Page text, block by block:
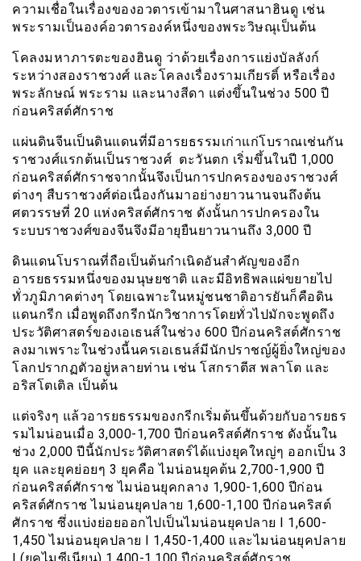
ความเชื่อในเรื่องของอวตารเข้ามาในศาสนาฮินดู เช่น
พระรามเป็นองค์อวตารองค์หนึ่งของพระวิษณุเป็นต้น
โคลงมหาภารตะของฮินดู ว่าด้วยเรื่องการแย่งบัลลังก์
ระหว่างสองราชวงศ์ และโคลงเรื่องรามเกียรติ์ หรือเรื่อง
พระลักษณ์ พระราม และนางสีดา แต่งขึ้นในช่วง 500 ปี
ก่อนคริสต์ศักราช
แผ่นดินจีนเป็นดินแดนที่มีอารยธรรมเก่าแก่โบราณเช่นกัน
ราชวงศ์แรกต้นเป็นราชวงศ์ ตะวันตก เริ่มขึ้นในปี 1,000
ก่อนคริสต์ศักราชจากนั้นจึงเป็นการปกครองของราชวงศ์
ต่างๆ สืบราชวงศ์ต่อเนื่องกันมาอย่างยาวนานจนถึงต้น
ศตวรรษที่ 20 แห่งคริสต์ศักราช ดังนั้นการปกครองใน
ระบบราชวงศ์ของจีนจึงมีอายุยืนยาวนานถึง 3,000 ปี
ดินแดนโบราณที่ถือเป็นต้นกำเนิดอันสำคัญของอีก
อารยธรรมหนึ่งของมนุษยชาติ และมีอิทธิพลแผ่ขยายไป
ทั่วภูมิภาคต่างๆ โดยเฉพาะในหมู่ชนชาติอารยันก็คือดิน
แดนกรีก เมื่อพูดถึงกรีกนักวิชาการโดยทั่วไปมักจะพูดถึง
ประวัติศาสตร์ของเอเธนส์ในช่วง 600 ปีก่อนคริสต์ศักราช
ลงมาเพราะในช่วงนี้นครเอเธนส์มีนักปราชญ์ผู้ยิ่งใหญ่ของ
โลกปรากฏตัวอยู่หลายท่าน เช่น โสกราตีส พลาโต และ
อริสโตเติล เป็นต้น
แต่จริงๆ แล้วอารยธรรมของกรีกเริ่มต้นขึ้นด้วยกับอารยธร
รมไมน่อนเมื่อ 3,000-1,700 ปีก่อนคริสต์ศักราช ดังนั้นใน
ช่วง 2,000 ปีนี้นักประวัติศาสตร์ได้แบ่งยุคใหญ่ๆ ออกเป็น 3
ยุค และยุคย่อยๆ 3 ยุคคือ ไมน่อนยุคต้น 2,700-1,900 ปี
ก่อนคริสต์ศักราช ไมน่อนยุคกลาง 1,900-1,600 ปีก่อน
คริสต์ศักราช ไมน่อนยุคปลาย 1,600-1,100 ปีก่อนคริสต์
ศักราช ซึ่งแบ่งย่อยออกไปเป็นไมน่อนยุคปลาย I 1,600-
1,450 ไมน่อนยุคปลาย I 1,450-1,400 และไมน่อนยุคปลาย
I (ยุคไมซีเนียน) 1,400-1,100 ปีก่อนคริสต์ศักราช